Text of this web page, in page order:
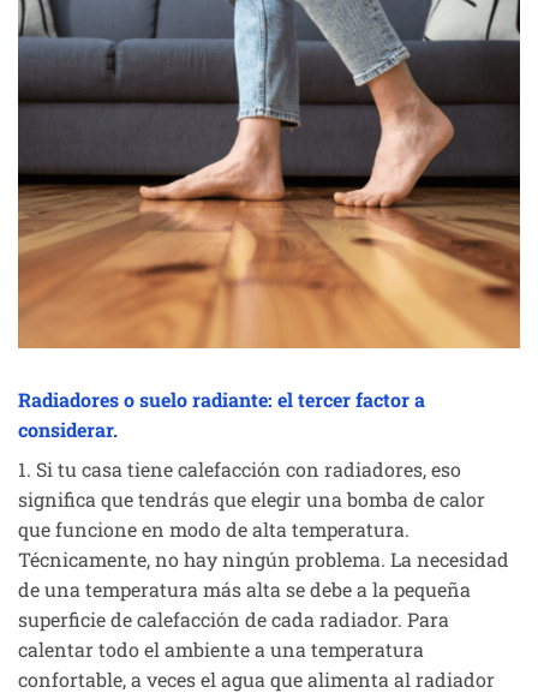
Radiadores o suelo radiante: el tercer factor a
considerar.
1. Si tu casa tiene calefacción con radiadores, eso
significa que tendrás que elegir una bomba de calor
que funcione en modo de alta temperatura.
Técnicamente, no hay ningún problema. La necesidad
de una temperatura más alta se debe a la pequeña
superficie de calefacción de cada radiador. Para
calentar todo el ambiente a una temperatura
confortable, a veces el agua que alimenta al radiador